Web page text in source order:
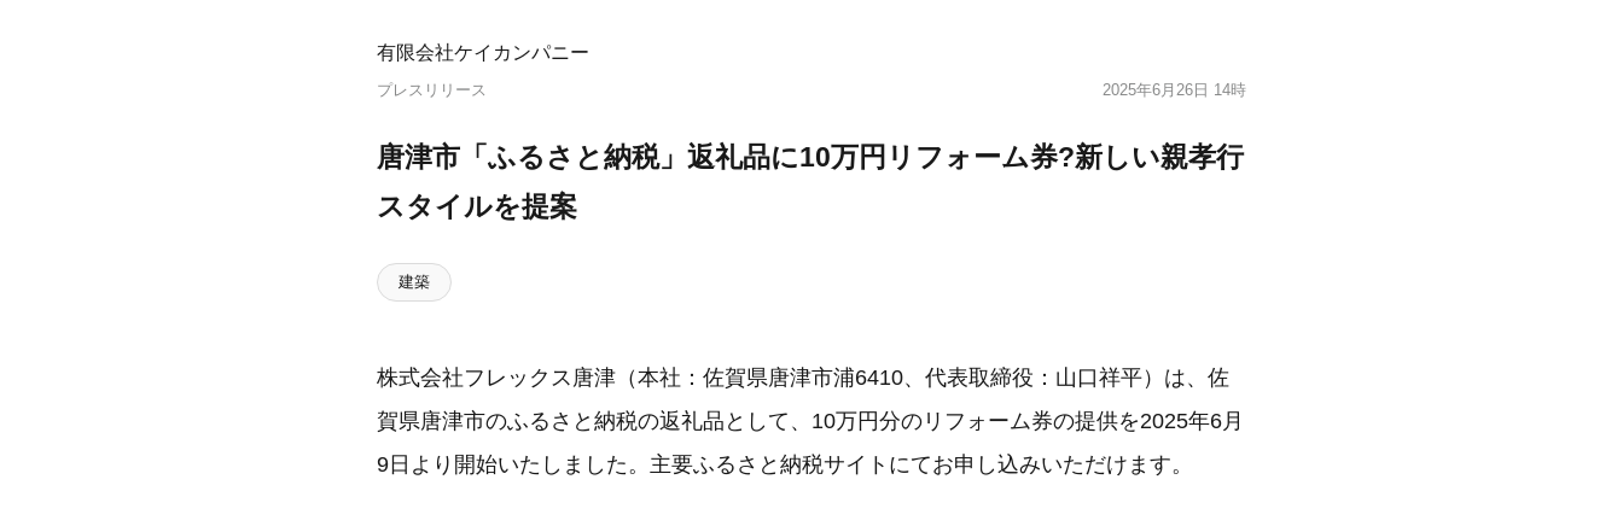
有限会社ケイカンパニー
プレスリリース 2025年6月26日 14時
唐津市「ふるさと納税」返礼品に10万円リフォーム券?新しい親孝行
スタイルを提案
建築
株式会社フレックス唐津（本社：佐賀県唐津市浦6410、代表取締役：山口祥平）は、佐
賀県唐津市のふるさと納税の返礼品として、10万円分のリフォーム券の提供を2025年6月
9日より開始いたしました。主要ふるさと納税サイトにてお申し込みいただけます。